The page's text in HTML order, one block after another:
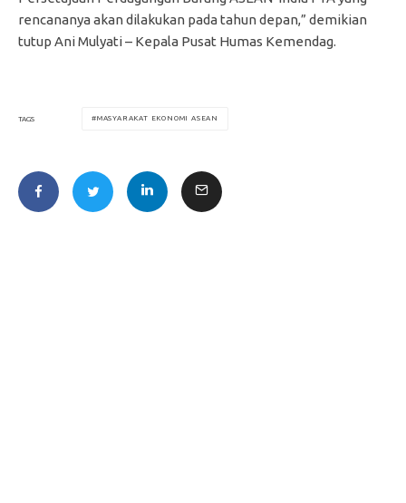
rencananya akan dilakukan pada tahun depan,” demikian
tutup Ani Mulyati – Kepala Pusat Humas Kemendag.
TAGS MASYARAKAT EKONOMI ASEAN